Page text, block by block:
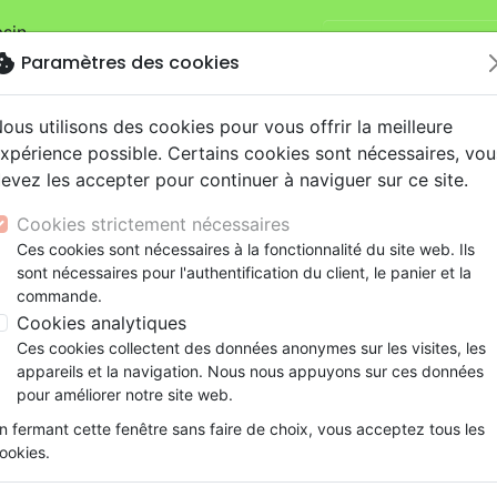
Je veux retirer
sur la boutiqueLa Maison de la
NouveautésBibles
Testaments
Segond
Darby
Livres
Famille, couple
Souffrance, Relation d'aide
Ethique, société, politique
Événements actuels
eBooks
Couple
Souffrance, Relation d'aide
Apologétique
Bibles jeunesse
Latino, Folk
Soul
Louange, Adoration
Pop, Rock
animés
conférences
Documentaires, reportages
Accessoires de Bible
Papeterie
amener les âmes à Christ?
Comment amener les âmes
Auteur : Reuben Archer Torrey
Référence MB3212 9782826032120
Description Détails du produit
Paramètres des cookies
utilisons des cookies pour vous offrir la meilleure
possible. Certains cookies sont nécessaires,
les accepter pour continuer à naviguer sur ce site.
Cookies strictement nécessaires
Ces cookies sont nécessaires à la fonctionnalité du site web. Ils
sont nécessaires pour l'authentification du client, le panier et la
commande.
Cookies analytiques
Ces cookies collectent des données anonymes sur les visites, les
appareils et la navigation. Nous nous appuyons sur ces données
pour améliorer notre site web.
fermant cette fenêtre sans faire de choix, vous acceptez tous les